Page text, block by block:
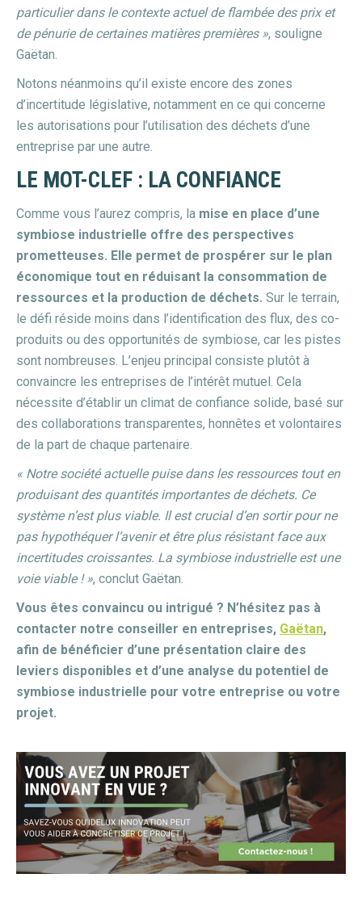
particulier dans le contexte actuel de flambée des prix et
de pénurie de certaines matières premières », souligne
Gaëtan.
Notons néanmoins qu’il existe encore des zones
d’incertitude législative, notamment en ce qui concerne
les autorisations pour l’utilisation des déchets d’une
entreprise par une autre.
LE MOT-CLEF : LA CONFIANCE
Comme vous l’aurez compris, la mise en place d’une
symbiose industrielle offre des perspectives
prometteuses. Elle permet de prospérer sur le plan
économique tout en réduisant la consommation de
ressources et la production de déchets. Sur le terrain,
le défi réside moins dans l’identification des flux, des co-
produits ou des opportunités de symbiose, car les pistes
sont nombreuses. L’enjeu principal consiste plutôt à
convaincre les entreprises de l’intérêt mutuel. Cela
nécessite d’établir un climat de confiance solide, basé sur
des collaborations transparentes, honnêtes et volontaires
de la part de chaque partenaire.
« Notre société actuelle puise dans les ressources tout en
produisant des quantités importantes de déchets. Ce
système n’est plus viable. Il est crucial d’en sortir pour ne
pas hypothéquer l’avenir et être plus résistant face aux
incertitudes croissantes. La symbiose industrielle est une
voie viable ! », conclut Gaëtan.
Vous êtes convaincu ou intrigué ? N’hésitez pas à
contacter notre conseiller en entreprises, Gaëtan,
afin de bénéficier d’une présentation claire des
leviers disponibles et d’une analyse du potentiel de
symbiose industrielle pour votre entreprise ou votre
projet.